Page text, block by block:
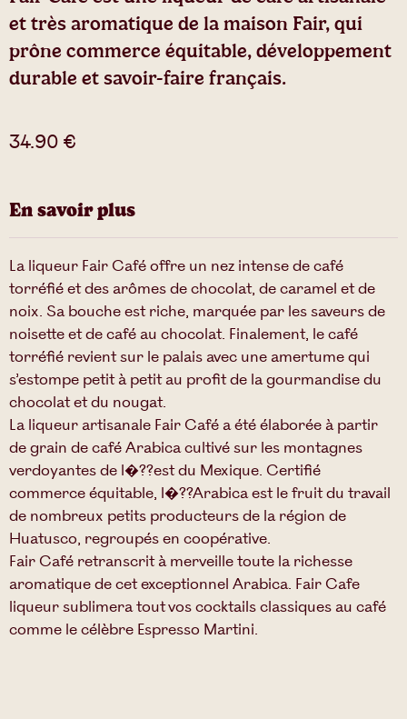
et très aromatique de la maison Fair, qui
prône commerce équitable, développement
durable et savoir-faire français.
34.90€
En savoir plus
La liqueur Fair Café offre un nez intense de café
torréfié et des arômes de chocolat, de caramel et de
noix. Sa bouche est riche, marquée par les saveurs de
noisette et de café au chocolat. Finalement, le café
torréfié revient sur le palais avec une amertume qui
s’estompe petit à petit au profit de la gourmandise du
chocolat et du nougat.
La liqueur artisanale Fair Café a été élaborée à partir
de grain de café Arabica cultivé sur les montagnes
verdoyantes de l�??est du Mexique. Certifié
commerce équitable, l�??Arabica est le fruit du travail
de nombreux petits producteurs de la région de
Huatusco, regroupés en coopérative.
Fair Café retranscrit à merveille toute la richesse
aromatique de cet exceptionnel Arabica. Fair Cafe
liqueur sublimera tout vos cocktails classiques au café
comme le célèbre Espresso Martini.